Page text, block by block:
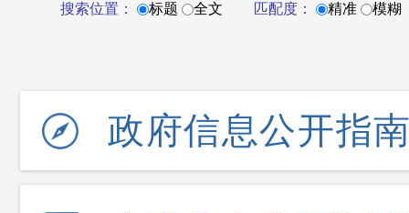
搜索位置： 标题 全文 匹配度： 精准 模糊
政府信息公开指